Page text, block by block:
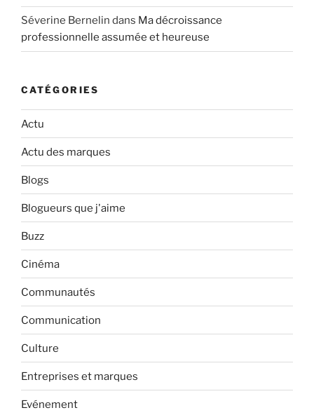
Séverine Bernelin dans Ma décroissance
professionnelle assumée et heureuse
CATÉGORIES
Actu
Actu des marques
Blogs
Blogueurs que j'aime
Buzz
Cinéma
Communautés
Communication
Culture
Entreprises et marques
Evénement